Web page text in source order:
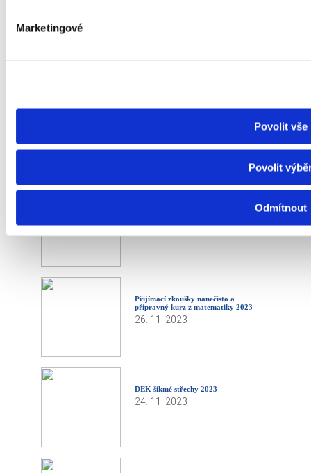
Marketingové
Povolit vše
Povolit
Odmítnout
Přijímací zkoušky nanečisto a
přípravný kurz z matematiky 2023
26. 11. 2023
DEK šikmé střechy 2023
24. 11. 2023